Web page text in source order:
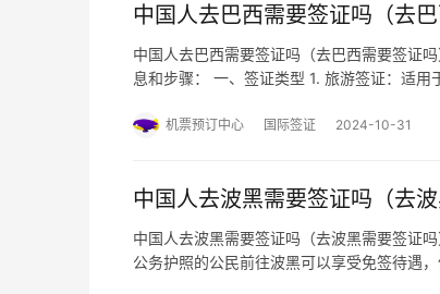
中国人去巴西需要签证吗（去巴
中国人去巴西需要签证吗（去巴西需要签证
息和步骤： 一、签证类型 1. 旅游签证：适
体可…机票预订中心 国际签证 2024-10-31
中国人去波黑需要签证吗（去波
中国人去波黑需要签证吗（去波黑需要签证
公务护照的公民前往波黑可以享受免签待遇